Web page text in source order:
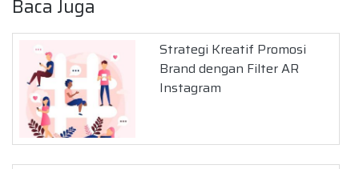
Baca Juga
Strategi Kreatif Promosi
Brand dengan Filter AR
Instagram